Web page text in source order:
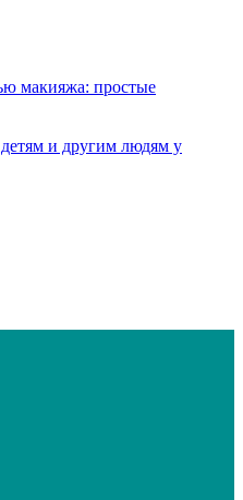
макияжа: простые
и другим людям у